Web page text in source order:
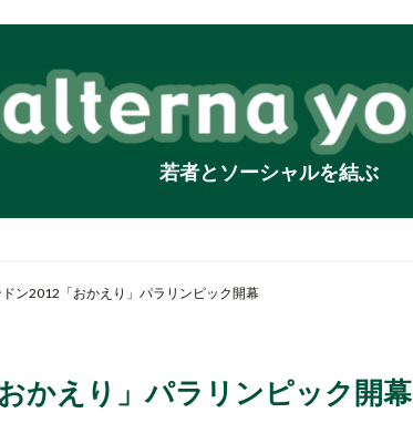
若者とソーシャルを結ぶ
ドン2012「おかえり」パラリンピック開幕
かえり」パラリンピック開幕